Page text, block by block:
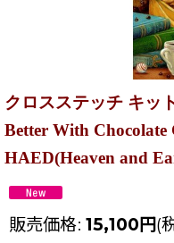
クロスステッチ キッ
Better With Chocolate
HAED(Heaven and
販売価格: 15,100 円(